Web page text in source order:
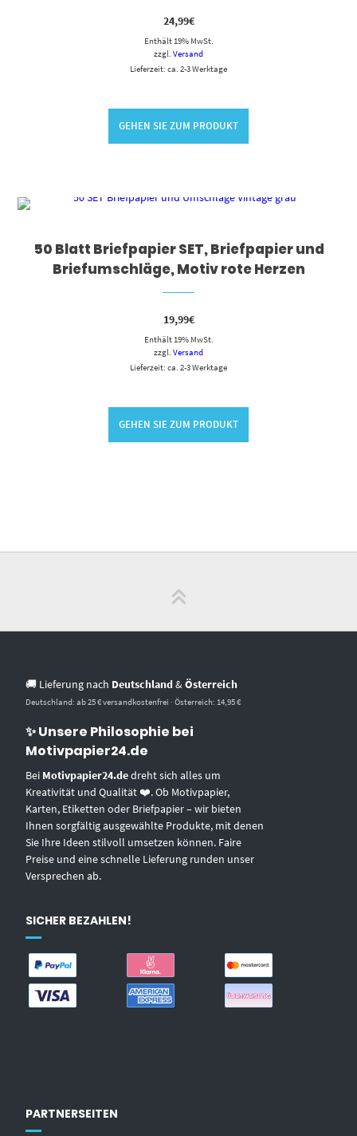
24,99€
Enthält 19% MwSt.
zzgl. Versand
Lieferzeit: ca. 2-3 Werktage
GEHEN SIE ZUM PRODUKT
50 Blatt Briefpapier SET, Briefpapier und
Briefumschläge, Motiv rote Herzen
19,99€
Enthält 19% MwSt.
zzgl. Versand
Lieferzeit: ca. 2-3 Werktage
GEHEN SIE ZUM PRODUKT
🚚 Lieferung nach Deutschland &Österreich
Deutschland: ab 25 € versandkostenfrei · Österreich: 14,95 €
✨ Unsere Philosophie bei
Motivpapier24.de
Bei Motivpapier24.dedreht sich alles um
Kreativität und Qualität ❤️. Ob Motivpapier,
Karten, Etiketten oder Briefpapier – wir bieten
Ihnen sorgfältig ausgewählte Produkte, mit denen
Sie Ihre Ideen stilvoll umsetzen können. Faire
Preise und eine schnelle Lieferung runden unser
Versprechen ab.
SICHER BEZAHLEN!
PARTNERSEITEN